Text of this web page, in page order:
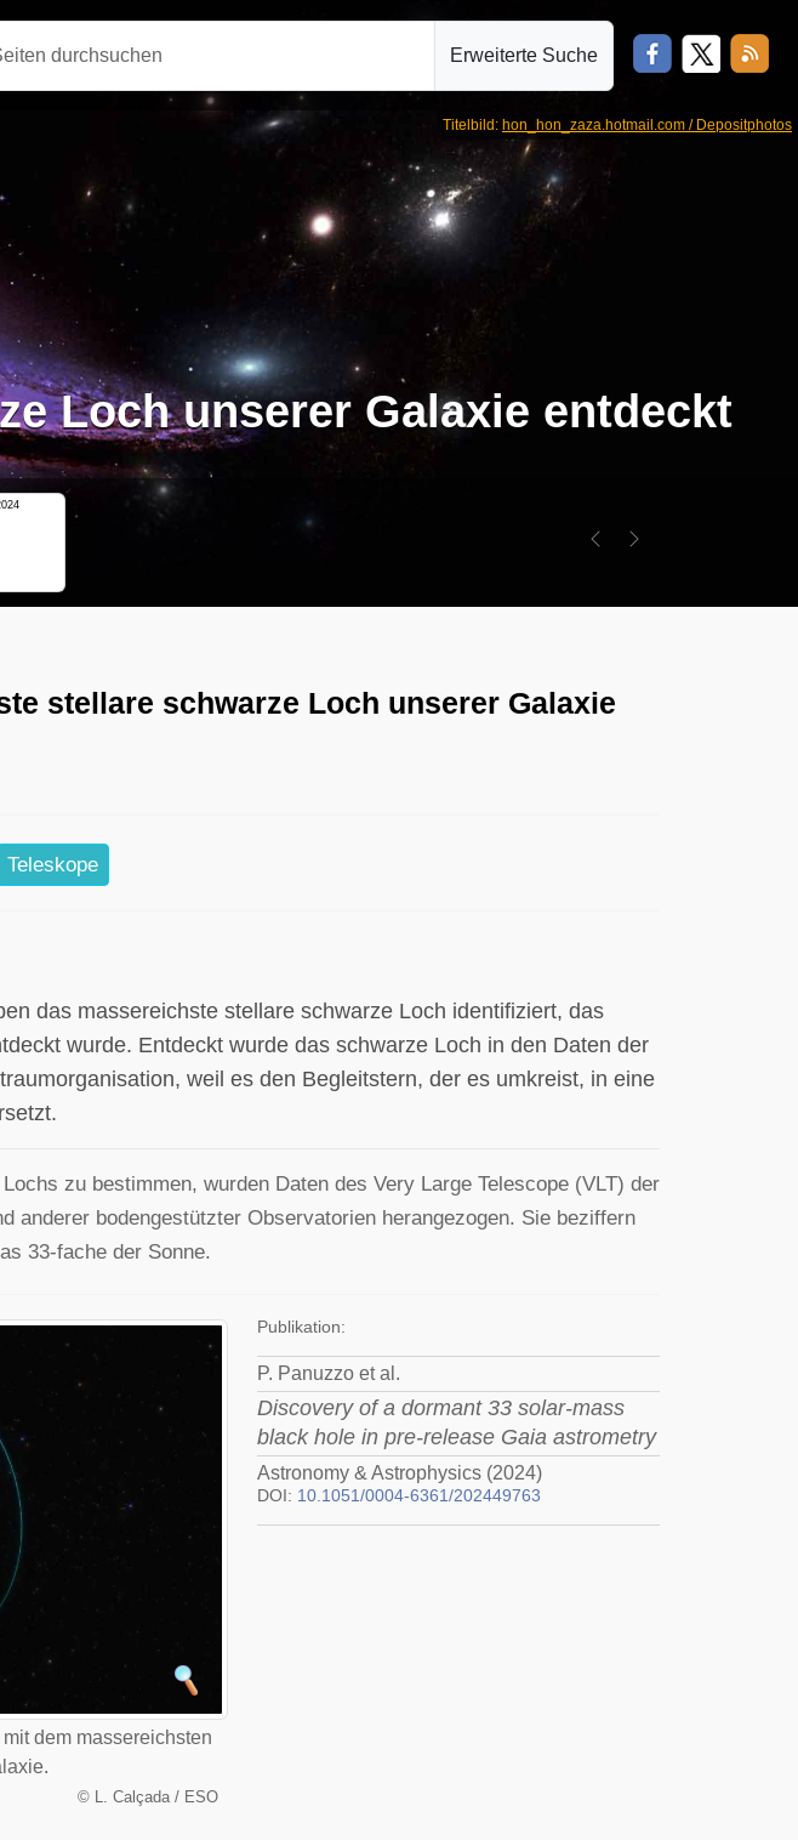
durchsuchen Erweiterte Suche
Titelbild: hon_hon_zaza.hotmail.com / Depositphotos
Loch unserer Galaxie entdeckt
Previous
Next
stellare schwarze Loch unserer Galaxie
Teleskope
das massereichste stellare schwarze Loch identifiziert, das
wurde. Entdeckt wurde das schwarze Loch in den Daten der
weil es den Begleitstern, der es umkreist, in eine
zu bestimmen, wurden Daten des Very Large Telescope (VLT) der
anderer bodengestützter Observatorien herangezogen. Sie beziffern
33-fache der Sonne.
dem massereichsten
©L. Calçada / ESO
Publikation:
P. Panuzzo et al.
Discovery of a dormant 33 solar-mass
black hole in pre-release Gaia astrometry
Astronomy & Astrophysics (2024)
DOI: 10.1051/0004-6361/202449763